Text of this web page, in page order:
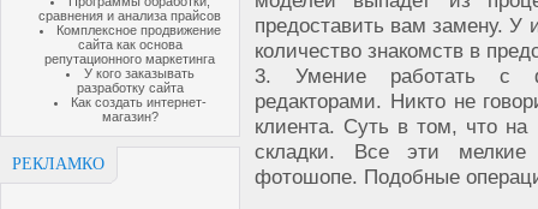
сравнения и анализа прайсов
Комплексное продвижение
сайта как основа
репутационного маркетинга
У кого заказывать
разработку сайта
Как создать интернет-
магазин?
РЕКЛАМКО
предоставить вам замену. У
количество знакомств в
3. Умение работать с
редакторами. Никто не
клиента. Суть в том, что
складки. Все эти
фотошопе. Подобные